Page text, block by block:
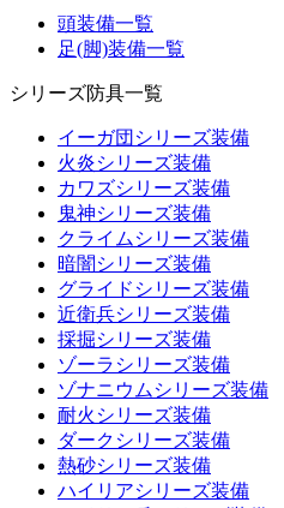
頭装備一覧
足(脚)装備一覧
シリーズ防具一覧
イーガ団シリーズ装備
火炎シリーズ装備
カワズシリーズ装備
鬼神シリーズ装備
クライムシリーズ装備
暗闇シリーズ装備
グライドシリーズ装備
近衛兵シリーズ装備
採掘シリーズ装備
ゾーラシリーズ装備
ゾナニウムシリーズ装備
耐火シリーズ装備
ダークシリーズ装備
熱砂シリーズ装備
ハイリアシリーズ装備